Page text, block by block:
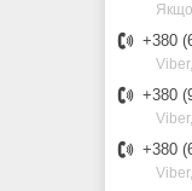
+380
+380
+380